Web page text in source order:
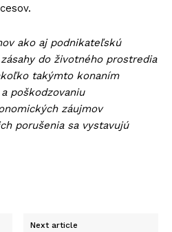
ako aj podnikateľskú
do životného prostredia
takýmto konaním
poškodzovaniu
záujmov
porušenia sa vystavujú
Next article